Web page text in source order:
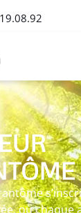
où chaque